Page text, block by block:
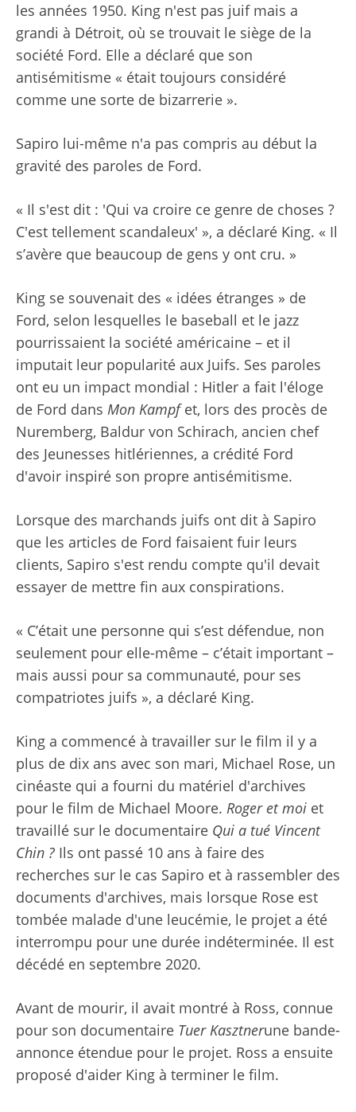
les années 1950. King n'est pas juif mais a
grandi à Détroit, où se trouvait le siège de la
société Ford. Elle a déclaré que son
antisémitisme « était toujours considéré
comme une sorte de bizarrerie ».
Sapiro lui-même n'a pas compris au début la
gravité des paroles de Ford.
« Il s'est dit : 'Qui va croire ce genre de choses ?
C'est tellement scandaleux' », a déclaré King. « Il
s’avère que beaucoup de gens y ont cru. »
King se souvenait des « idées étranges » de
Ford, selon lesquelles le baseball et le jazz
pourrissaient la société américaine – et il
imputait leur popularité aux Juifs. Ses paroles
ont eu un impact mondial : Hitler a fait l'éloge
de Ford dans Mon Kampfet, lors des procès de
Nuremberg, Baldur von Schirach, ancien chef
des Jeunesses hitlériennes, a crédité Ford
d'avoir inspiré son propre antisémitisme.
Lorsque des marchands juifs ont dit à Sapiro
que les articles de Ford faisaient fuir leurs
clients, Sapiro s'est rendu compte qu'il devait
essayer de mettre fin aux conspirations.
« C’était une personne qui s’est défendue, non
seulement pour elle-même – c’était important –
mais aussi pour sa communauté, pour ses
compatriotes juifs », a déclaré King.
King a commencé à travailler sur le film il y a
plus de dix ans avec son mari, Michael Rose, un
cinéaste qui a fourni du matériel d'archives
pour le film de Michael Moore. Roger et moi et
travaillé sur le documentaire Qui a tué Vincent
Chin ? Ils ont passé 10 ans à faire des
recherches sur le cas Sapiro et à rassembler des
documents d'archives, mais lorsque Rose est
tombée malade d'une leucémie, le projet a été
interrompu pour une durée indéterminée. Il est
décédé en septembre 2020.
Avant de mourir, il avait montré à Ross, connue
pour son documentaire Tuer Kasztnerune bande-
annonce étendue pour le projet. Ross a ensuite
proposé d'aider King à terminer le film.